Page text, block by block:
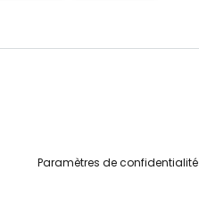
Paramètres de confidentialité